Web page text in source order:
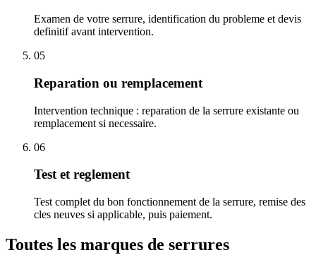
Examen de votre serrure, identification du probleme et devis
definitif avant intervention.
05
Reparation ou remplacement
Intervention technique : reparation de la serrure existante ou
remplacement si necessaire.
06
Test et reglement
Test complet du bon fonctionnement de la serrure, remise des
cles neuves si applicable, puis paiement.
Toutes les marques de serrures